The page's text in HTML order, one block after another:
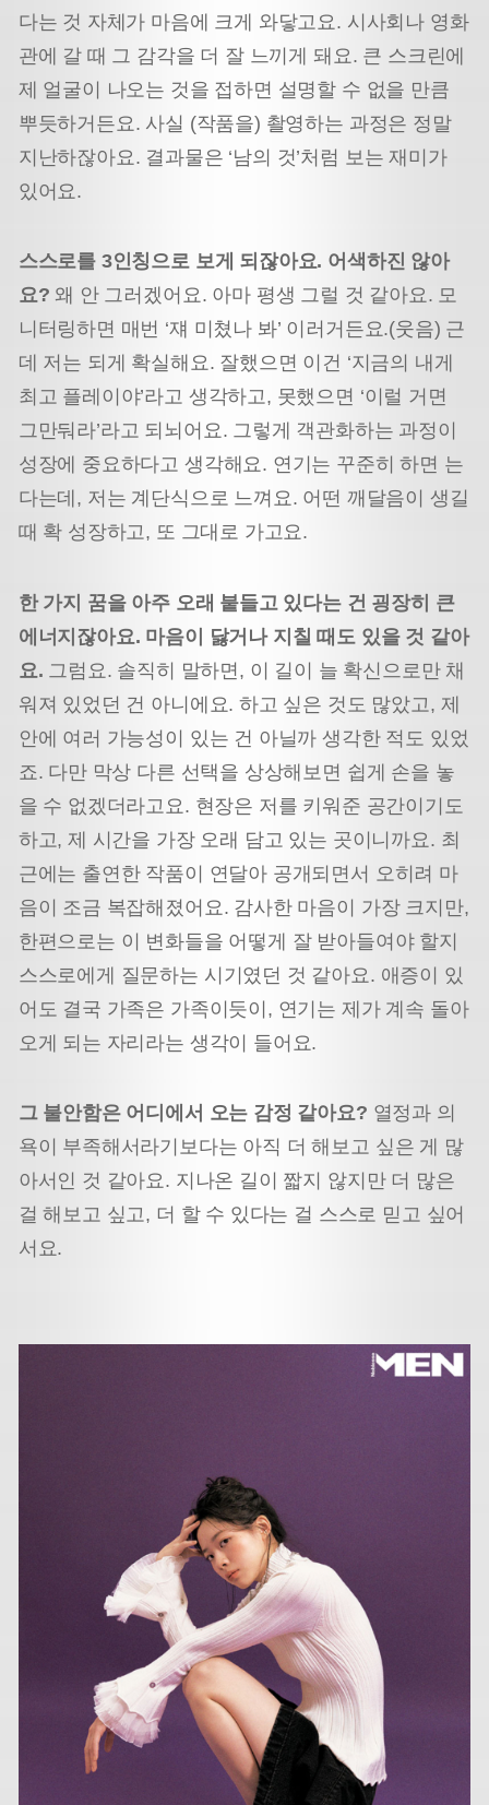
다는 것 자체가 마음에 크게 와닿고요. 시사회나 영화
관에 갈 때 그 감각을 더 잘 느끼게 돼요. 큰 스크린에
제 얼굴이 나오는 것을 접하면 설명할 수 없을 만큼
뿌듯하거든요. 사실 (작품을) 촬영하는 과정은 정말
지난하잖아요. 결과물은 ‘남의 것’처럼 보는 재미가
있어요.
스스로를 3인칭으로 보게 되잖아요. 어색하진 않아
요? 왜 안 그러겠어요. 아마 평생 그럴 것 같아요. 모
니터링하면 매번 ‘쟤 미쳤나 봐’ 이러거든요.(웃음) 근
데 저는 되게 확실해요. 잘했으면 이건 ‘지금의 내게
최고 플레이야’라고 생각하고, 못했으면 ‘이럴 거면
그만둬라’라고 되뇌어요. 그렇게 객관화하는 과정이
성장에 중요하다고 생각해요. 연기는 꾸준히 하면 는
다는데, 저는 계단식으로 느껴요. 어떤 깨달음이 생길
때 확 성장하고, 또 그대로 가고요.
한 가지 꿈을 아주 오래 붙들고 있다는 건 굉장히 큰
에너지잖아요. 마음이 닳거나 지칠 때도 있을 것 같아
요. 그럼요. 솔직히 말하면, 이 길이 늘 확신으로만 채
워져 있었던 건 아니에요. 하고 싶은 것도 많았고, 제
안에 여러 가능성이 있는 건 아닐까 생각한 적도 있었
죠. 다만 막상 다른 선택을 상상해보면 쉽게 손을 놓
을 수 없겠더라고요. 현장은 저를 키워준 공간이기도
하고, 제 시간을 가장 오래 담고 있는 곳이니까요. 최
근에는 출연한 작품이 연달아 공개되면서 오히려 마
음이 조금 복잡해졌어요. 감사한 마음이 가장 크지만,
한편으로는 이 변화들을 어떻게 잘 받아들여야 할지
스스로에게 질문하는 시기였던 것 같아요. 애증이 있
어도 결국 가족은 가족이듯이, 연기는 제가 계속 돌아
오게 되는 자리라는 생각이 들어요.
그 불안함은 어디에서 오는 감정 같아요? 열정과 의
욕이 부족해서라기보다는 아직 더 해보고 싶은 게 많
아서인 것 같아요. 지나온 길이 짧지 않지만 더 많은
걸 해보고 싶고, 더 할 수 있다는 걸 스스로 믿고 싶어
서요.